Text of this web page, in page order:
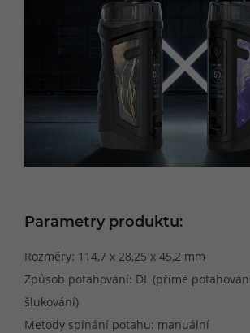
Parametry produktu:
Rozměry: 114,7 x 28,25 x 45,2 mm
Způsob potahování: DL (přímé
šlukování)
Metody spínání potahu: manuální